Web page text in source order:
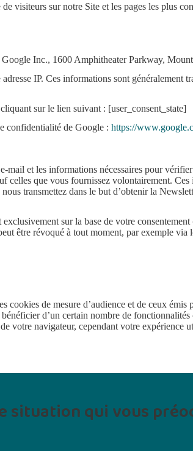
visiteurs sur notre Site et les pages les plus
Inc., 1600 Amphitheater Parkway,
IP. Ces informations sont
sur le lien suivant : [user_consent_state]
confidentialité de Google : https://
et les informations nécessaires pour
celles que vous fournissez volontairement.
transmettez dans le but d’obtenir la
sur la base de votre
être révoqué à tout moment, par exemple
de mesure d’audience et de ceux
d’un certain nombre de
votre navigateur, cependant votre expérience
situation qui vous